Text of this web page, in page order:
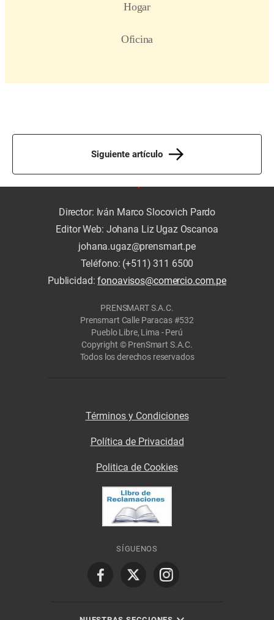
Siguiente artículo
Director: Iván Marco Slocovich Pardo
Editor Web: Johana Liz Ugaz Oscanoa
johana.ugaz@prensmart.pe
Teléfono: (+511) 311 6500
Publicidad:fonoavisos@comercio.com.pe
PRENSMART S.A.C.
Prensmart Calle Paracas #532
Pueblo Libre, Lima - Perú
Copyright © PrenSmart S.A.C.
Todos los derechos reservados
Términos y Condiciones
Política de Privacidad
Politica de Cookies
SÍGUENOS